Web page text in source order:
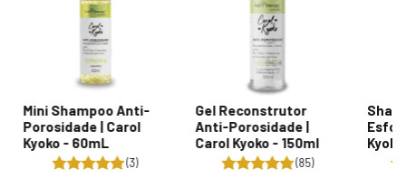
Mini Shampoo Anti-
Porosidade | Carol
Kyoko - 60mL
(3)
Gel Reconstrutor
Anti-Porosidade |
Carol Kyoko - 150ml
(85)